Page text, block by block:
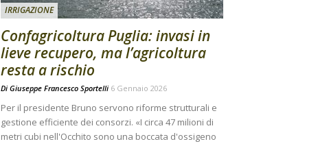
IRRIGAZIONE
Confagricoltura Puglia: invasi in
lieve recupero, ma l’agricoltura
resta a rischio
Di Giuseppe Francesco Sportelli 6 Gennaio 2026
Per il presidente Bruno servono riforme strutturali e
gestione efficiente dei consorzi. «I circa 47 milioni di
metri cubi nell'Occhito sono una boccata d'ossigeno